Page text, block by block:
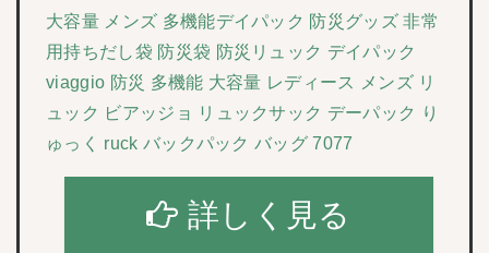
大容量 メンズ 多機能デイパック 防災グッズ 非常
用持ちだし袋 防災袋 防災リュック デイパック
viaggio 防災 多機能 大容量 レディース メンズ リ
ュック ビアッジョ リュックサック デーパック り
ゅっく ruck バックパック バッグ 7077
詳しく見る